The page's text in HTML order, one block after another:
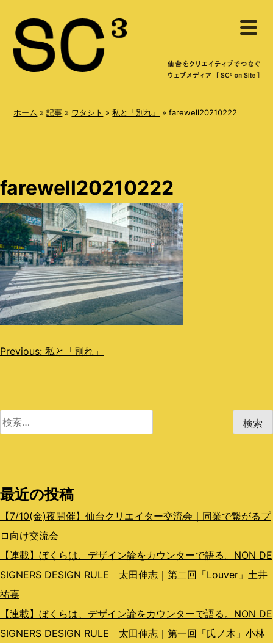
t
e
n
t
メ
ニ
を
開
く
ホーム »記事 » ワタシト »私と「別れ」 »farewell20210222
farewell20210222
投
ビ
シ
ョ
ン
Previous: 私と「別れ」
検
最近の投稿
【7/10(金)夜開催】仙台クリエイター交流会｜同業で繋がるプ
ロ向け交流会
【連載】ぼくらは、デザイン論をカウンターで語る。NON DE
SIGNERS DESIGN RULE 太田伸志｜第二回「Louver」土井
祐嘉
【連載】ぼくらは、デザイン論をカウンターで語る。NON DE
SIGNERS DESIGN RULE 太田伸志｜第一回「氏ノ木」小林